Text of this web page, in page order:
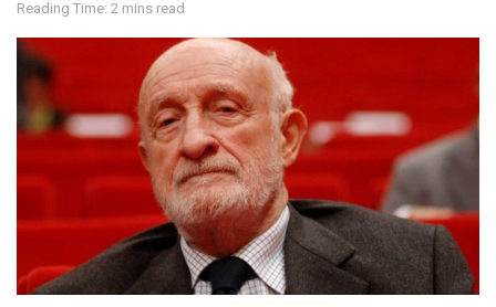
Reading Time: 2 mins read